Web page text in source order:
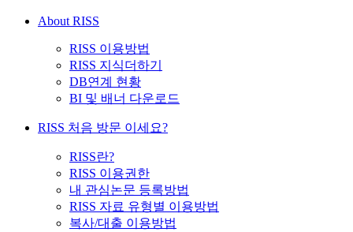
About RISS
RISS 이용방법
RISS 지식더하기
DB연계 현황
BI 및 배너 다운로드
RISS 처음 방문 이세요?
RISS란?
RISS 이용권한
내 관심논문 등록방법
RISS 자료 유형별 이용방법
복사/대출 이용방법